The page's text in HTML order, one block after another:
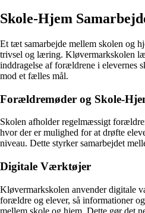
Skole-Hjem
Et tæt samarbejde mellem skolen og
trivsel og læring. Kløvermarkskolen
inddragelse af forældrene i elevernes
mod et fælles mål.
Forældremøder og Skole-
Skolen afholder regelmæssigt
hvor der er mulighed for at drøfte
niveau. Dette styrker samarbejdet
Digitale Værktøjer
Kløvermarkskolen anvender digitale
forældre og elever, så informationer
mellem skole og hjem. Dette gør det